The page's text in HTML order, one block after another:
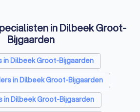
in Dilbeek Groot-
Bijgaarden
in Dilbeek Groot-Bijgaarden
in Dilbeek Groot-Bijgaarden
in Dilbeek Groot-Bijgaarden